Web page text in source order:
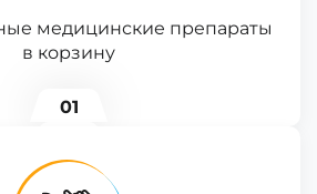
медицинские препараты
в корзину
01